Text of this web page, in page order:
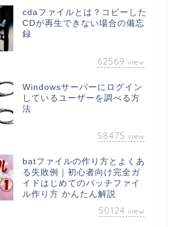
cdaファイルとは？コピーした
CDが再生できない場合の備忘
録
62569 view
Windowsサーバーにログイン
しているユーザーを調べる方
法
58475 view
batファイルの作り方とよくあ
る失敗例｜初心者向け完全ガ
イドはじめてのバッチファイ
ル作り方 かんたん解説
50124 view